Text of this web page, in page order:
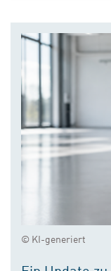
© KI-generiert